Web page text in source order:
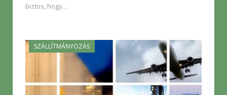
biztos, hogy…
SZÁLLÍTMÁNYOZÁS